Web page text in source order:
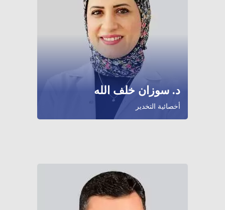
د. سوزان خلف الله
أخصائية التخدير